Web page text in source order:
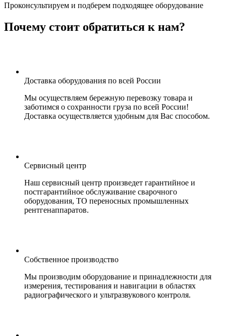
Проконсультируем и подберем подходящее оборудование
Почему стоит обратиться к нам?
Доставка оборудования по всей России
Мы осуществляем бережную перевозку товара и
заботимся о сохранности груза по всей России!
Доставка осуществляется удобным для Вас способом.
Сервисный центр
Наш сервисный центр произведет гарантийное и
постгарантийное обслуживание сварочного
оборудования, ТО переносных промышленных
рентгенаппаратов.
Собственное производство
Мы производим оборудование и принадлежности для
измерения, тестирования и навигации в областях
радиографического и ультразвукового контроля.